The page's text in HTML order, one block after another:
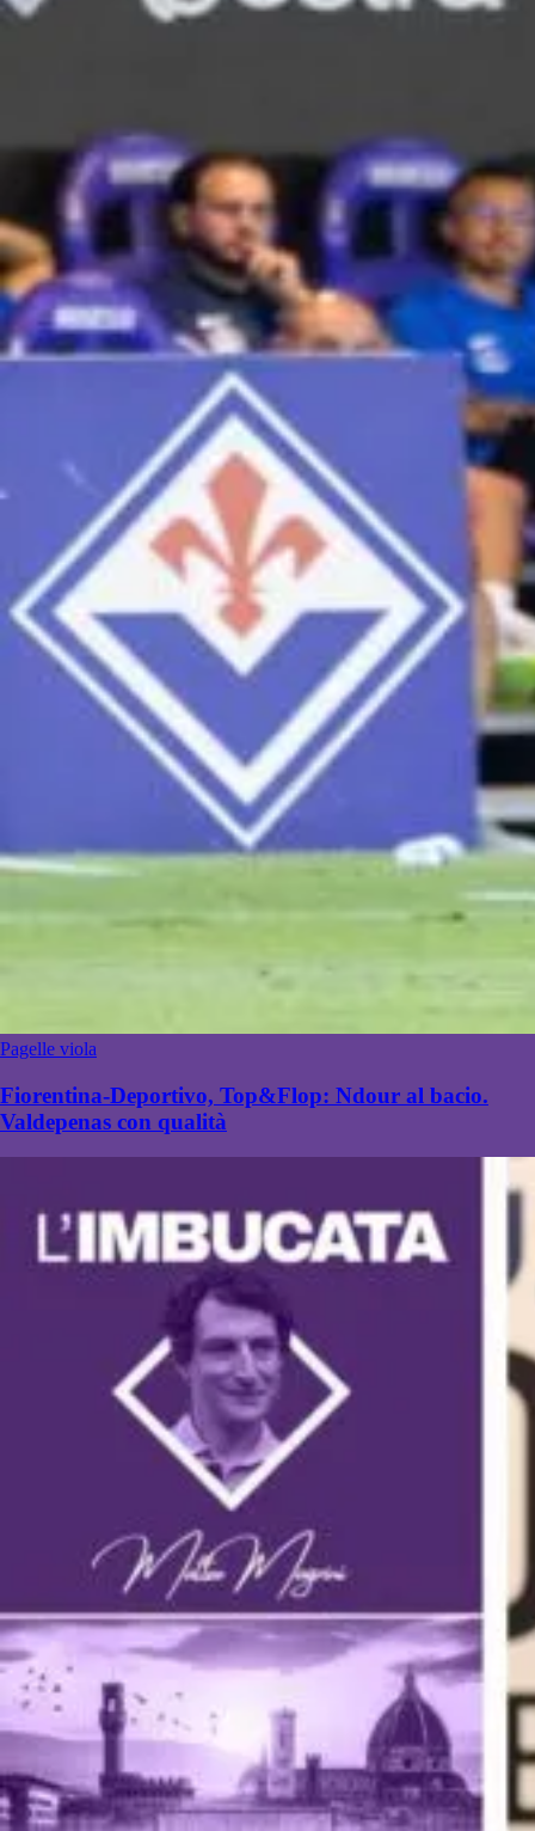
Pagelle viola
Fiorentina-Deportivo, Top&Flop: Ndour al bacio.
Valdepenas con qualità